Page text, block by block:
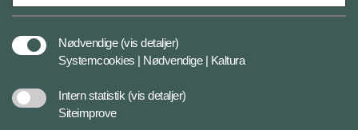
Nødvendige (vis detaljer)
Systemcookies | Nødvendige | Kaltura
Intern statistik (vis detaljer)
Siteimprove